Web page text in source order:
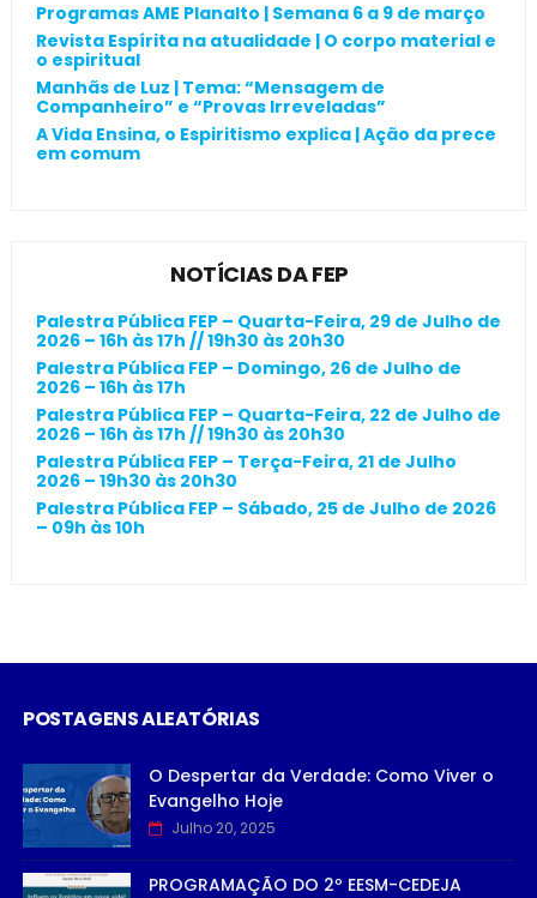
Programas AME Planalto | Semana 6 a 9 de março
Revista Espírita na atualidade | O corpo material e
o espiritual
Manhãs de Luz | Tema: “Mensagem de
Companheiro” e “Provas Irreveladas”
A Vida Ensina, o Espiritismo explica | Ação da prece
em comum
NOTÍCIAS DA FEP
Palestra Pública FEP – Quarta-Feira, 29 de Julho de
2026 – 16h às 17h // 19h30 às 20h30
Palestra Pública FEP – Domingo, 26 de Julho de
2026 – 16h às 17h
Palestra Pública FEP – Quarta-Feira, 22 de Julho de
2026 – 16h às 17h // 19h30 às 20h30
Palestra Pública FEP – Terça-Feira, 21 de Julho
2026 – 19h30 às 20h30
Palestra Pública FEP – Sábado, 25 de Julho de 2026
– 09h às 10h
POSTAGENS ALEATÓRIAS
O Despertar da Verdade: Como Viver o
Evangelho Hoje
Julho 20, 2025
PROGRAMAÇÃO DO 2º EESM-CEDEJA